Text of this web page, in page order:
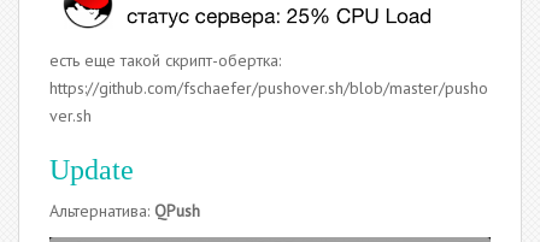
есть еще такой скрипт-обертка:
https://github.com/fschaefer/pushover.sh/blob/master/pusho
ver.sh
Update
Альтернатива: QPush